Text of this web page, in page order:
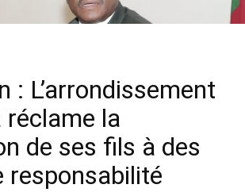
: L’arrondissement
réclame la
de ses fils à des
responsabilité